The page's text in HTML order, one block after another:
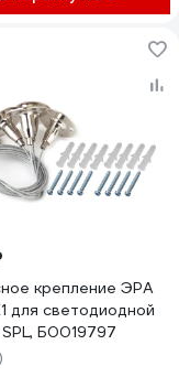
крепление ЭРА
для светодиодной
Б0019797